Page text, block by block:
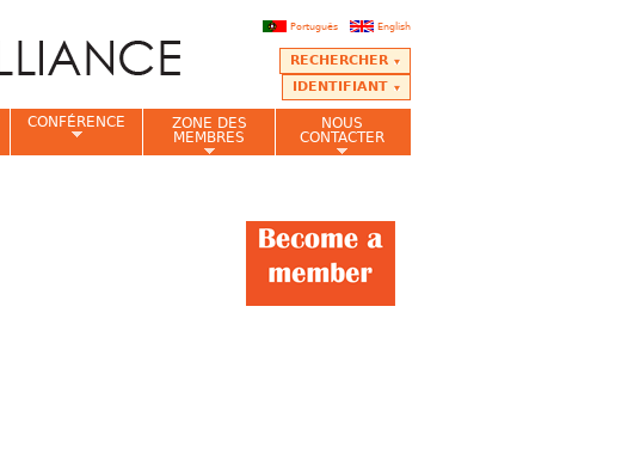
English
Português
RECHERCHER
IDENTIFIANT
CONFÉRENCE
ZONE DES
MEMBRES
NOUS
CONTACTER